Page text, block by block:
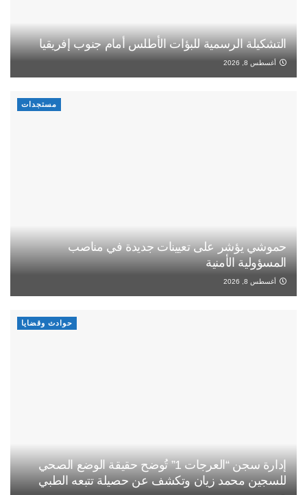
التشكيلة الرسمية للبؤات الأطلس أمام جنوب إفريقيا
أغسطس 8, 2026
مستجدات
حموشي يؤشر على تعيينات جديدة في مناصب
المسؤولية الأمنية
أغسطس 8, 2026
حوادث وقضايا
إدارة سجن “العرجات 1” تُوضح حقيقة الوضع الصحي
للسجين محمد زيان وتكشف عن حصيلة تتبعه الطبي